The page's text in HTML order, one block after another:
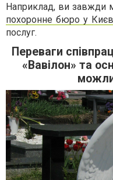
Наприклад, ви завжди
похоронне бюро у
послуг.
Переваги
«Вавілон» та